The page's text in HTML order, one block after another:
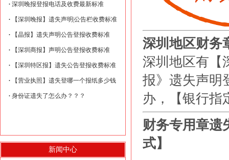
深圳晚报登报电话及收费最新标准
【深圳晚报】遗失声明|公告栏收费标准
【晶报】遗失声明公告登报收费标准
【深圳商报】声明公告登报收费标准
【深圳特区报】遗失公告登报收费标准
【营业执照】遗失登哪一个报纸多少钱
身份证遗失了怎么办？？？
新闻中心
深圳地区财务
深圳地区有【
报》遗失声明
办，【银行指
财务专用章遗
式】